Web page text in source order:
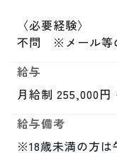
〈必要経験〉
不問　※メール等
給与
月給制 255,000円
給与備考
※18歳未満の方は